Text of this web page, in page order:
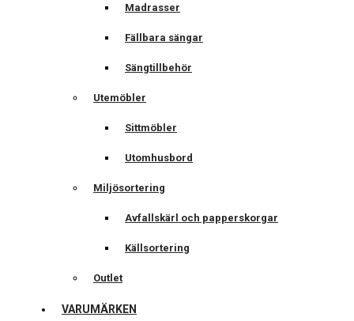
Madrasser
Fällbara sängar
Sängtillbehör
Utemöbler
Sittmöbler
Utomhusbord
Miljösortering
Avfallskärl och papperskorgar
Källsortering
Outlet
VARUMÄRKEN